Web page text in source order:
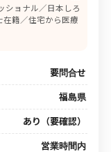
ショナル／日本しろ
籍／住宅から医療
要問合せ
福島県
あり（要確認）
営業時間内